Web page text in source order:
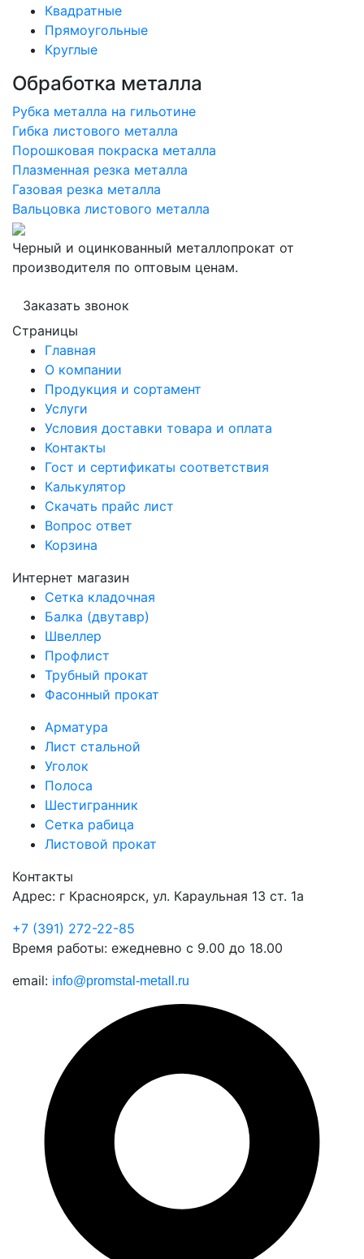
Квадратные
Прямоугольные
Круглые
Обработка металла
Рубка металла на гильотине
Гибка листового металла
Порошковая покраска металла
Плазменная резка металла
Газовая резка металла
Вальцовка листового металла
Черный и оцинкованный металлопрокат от
производителя по оптовым ценам.
Заказать звонок
Страницы
Главная
О компании
Продукция и сортамент
Услуги
Условия доставки товара и оплата
Контакты
Гост и сертификаты соответствия
Калькулятор
Скачать прайс лист
Вопрос ответ
Корзина
Интернет магазин
Сетка кладочная
Балка (двутавр)
Швеллер
Профлист
Трубный прокат
Фасонный прокат
Арматура
Лист стальной
Уголок
Полоса
Шестигранник
Сетка рабица
Листовой прокат
Контакты
Адрес: г Красноярск, ул. Караульная 13 ст. 1а
+7 (391) 272-22-85
Время работы: ежедневно с 9.00 до 18.00
email: info@promstal-metall.ru